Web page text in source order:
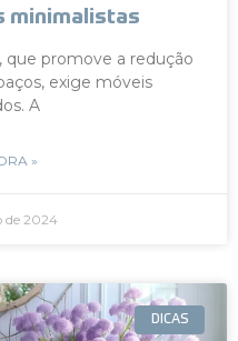
minimalistas
que promove a redução
exige móveis
A
»
de 2024
DICAS